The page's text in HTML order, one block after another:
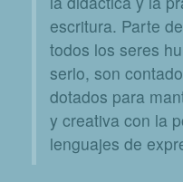
escritura. Parte
todos los seres
serlo, son
dotados para
y creativa con la
lenguajes de